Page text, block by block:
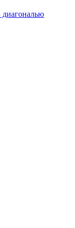
диагональю